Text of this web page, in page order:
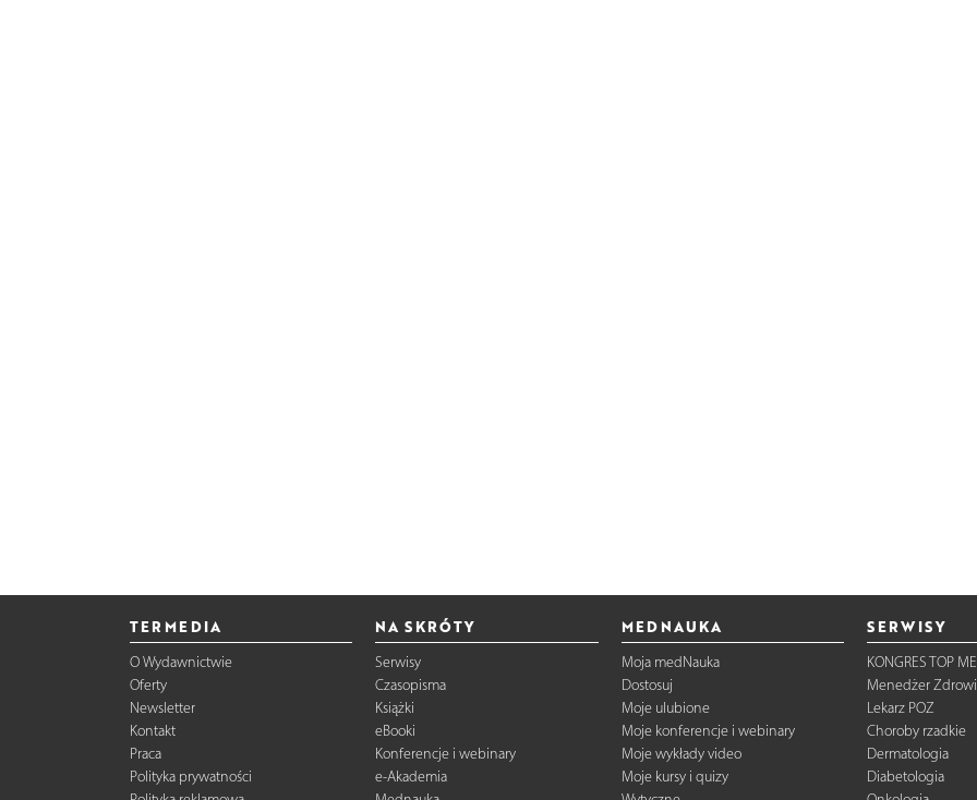
TERMEDIA
O Wydawnictwie
Oferty
Newsletter
Kontakt
Praca
Polityka prywatności
NA SKRÓTY
Serwisy
Czasopisma
Książki
eBooki
Konferencje i webinary
e-Akademia
MEDNAUKA
Moja medNauka
Dostosuj
Moje ulubione
Moje konferencje i webinary
Moje wykłady video
Moje kursy i quizy
SERWISY
KONGRES TOP
Menedżer
Lekarz POZ
Choroby rzadkie
Dermatologia
Diabetologia